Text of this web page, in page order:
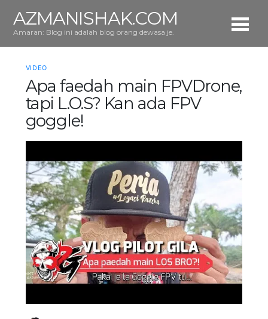
AZMANISHAK.COM
Amaran: Blog ini adalah blog orang dewasa je.
VIDEO
Apa faedah main FPVDrone,
tapi L.O.S? Kan ada FPV
goggle!